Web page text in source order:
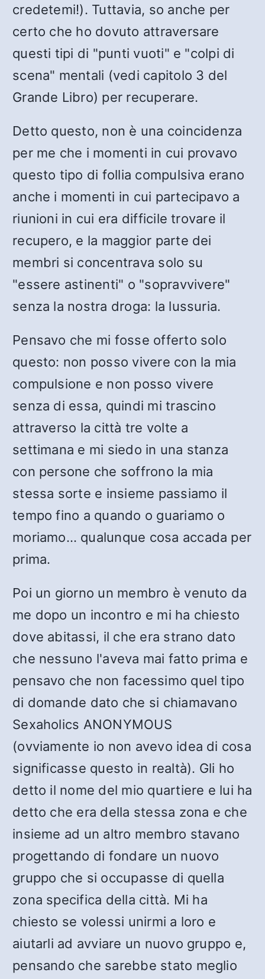
credetemi!). Tuttavia, so anche per
certo che ho dovuto attraversare
questi tipi di "punti vuoti" e "colpi di
scena" mentali (vedi capitolo 3 del
Grande Libro) per recuperare.
Detto questo, non è una coincidenza
per me che i momenti in cui provavo
questo tipo di follia compulsiva erano
anche i momenti in cui partecipavo a
riunioni in cui era difficile trovare il
recupero, e la maggior parte dei
membri si concentrava solo su
"essere astinenti" o "sopravvivere"
senza la nostra droga: la lussuria.
Pensavo che mi fosse offerto solo
questo: non posso vivere con la mia
compulsione e non posso vivere
senza di essa, quindi mi trascino
attraverso la città tre volte a
settimana e mi siedo in una stanza
con persone che soffrono la mia
stessa sorte e insieme passiamo il
tempo fino a quando o guariamo o
moriamo… qualunque cosa accada per
prima.
Poi un giorno un membro è venuto da
me dopo un incontro e mi ha chiesto
dove abitassi, il che era strano dato
che nessuno l'aveva mai fatto prima e
pensavo che non facessimo quel tipo
di domande dato che si chiamavano
Sexaholics ANONYMOUS
(ovviamente io non avevo idea di cosa
significasse questo in realtà). Gli ho
detto il nome del mio quartiere e lui ha
detto che era della stessa zona e che
insieme ad un altro membro stavano
progettando di fondare un nuovo
gruppo che si occupasse di quella
zona specifica della città. Mi ha
chiesto se volessi unirmi a loro e
aiutarli ad avviare un nuovo gruppo e,
pensando che sarebbe stato meglio